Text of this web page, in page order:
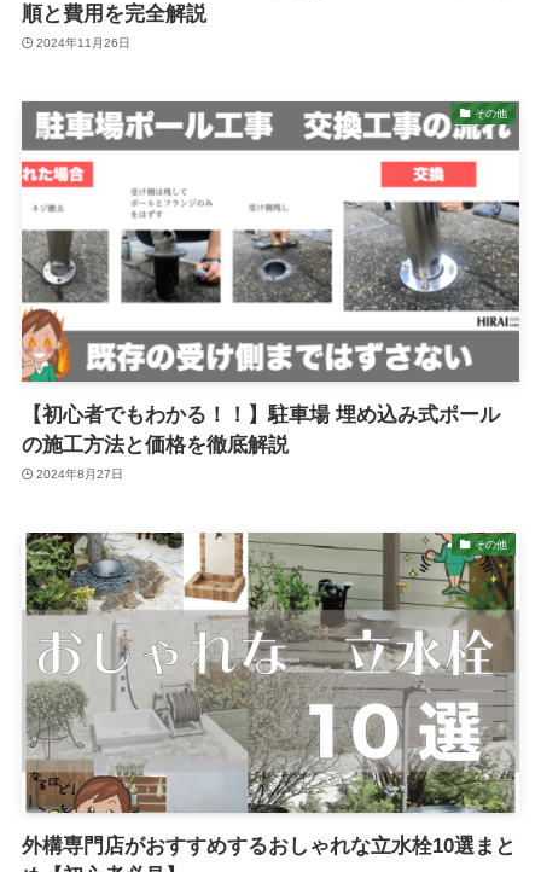
順と費用を完全解説
2024年11月26日
その他
【初心者でもわかる！！】駐車場 埋め込み式ポール
の施工方法と価格を徹底解説
2024年8月27日
その他
外構専門店がおすすめするおしゃれな立水栓10選まと